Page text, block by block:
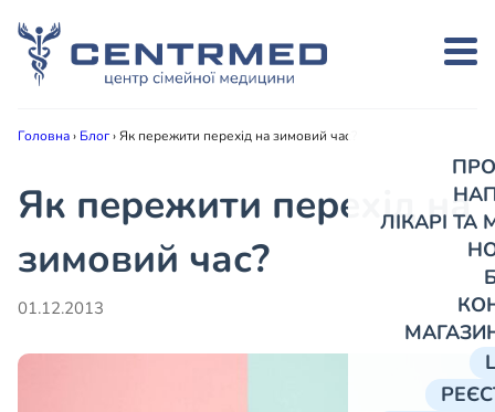
ЛІКАРІ
Головна› Блог›Як пережити перехід на зимовий час?
Як пережити перехід на
зимовий час?
01.12.2013